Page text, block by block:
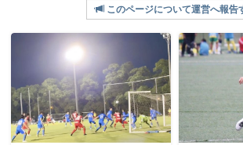
このページについて運営へ報告